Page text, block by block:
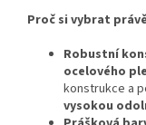
Proč si vybrat
Robustní
ocelového
konstrukce a
vysokou